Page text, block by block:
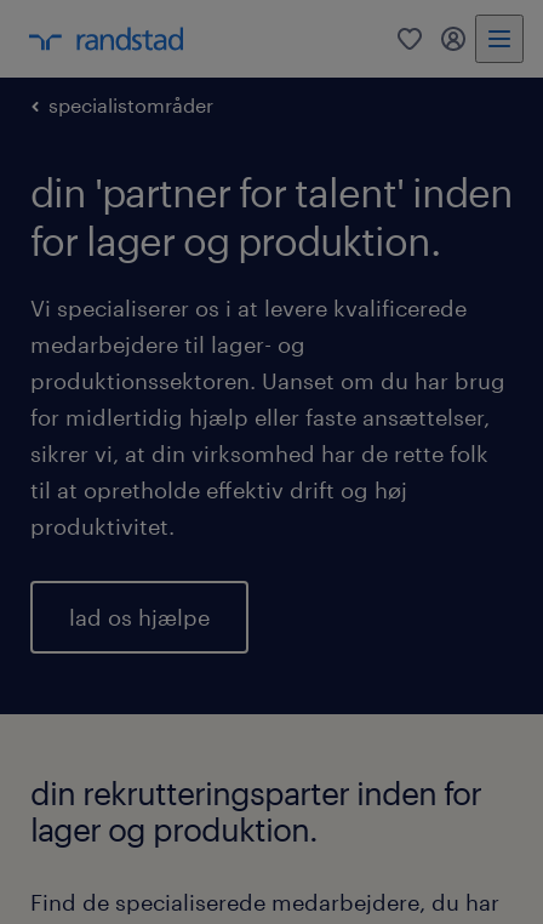
0
specialistområder
din 'partner for talent' inden
for lager og produktion.
Vi specialiserer os i at levere kvalificerede
medarbejdere til lager- og
produktionssektoren. Uanset om du har brug
for midlertidig hjælp eller faste ansættelser,
sikrer vi, at din virksomhed har de rette folk
til at opretholde effektiv drift og høj
produktivitet.
lad os hjælpe
din rekrutteringsparter inden for
lager og produktion.
Find de specialiserede medarbejdere, du har